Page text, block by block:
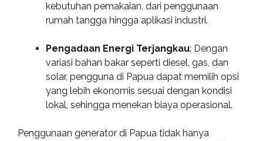
kebutuhan pemakaian, dari penggunaan
rumah tangga hingga aplikasi industri.
Pengadaan Energi Terjangkau: Dengan
variasi bahan bakar seperti diesel, gas, dan
solar, pengguna di Papua dapat memilih opsi
yang lebih ekonomis sesuai dengan kondisi
lokal, sehingga menekan biaya operasional.
Penggunaan generator di Papua tidak hanya